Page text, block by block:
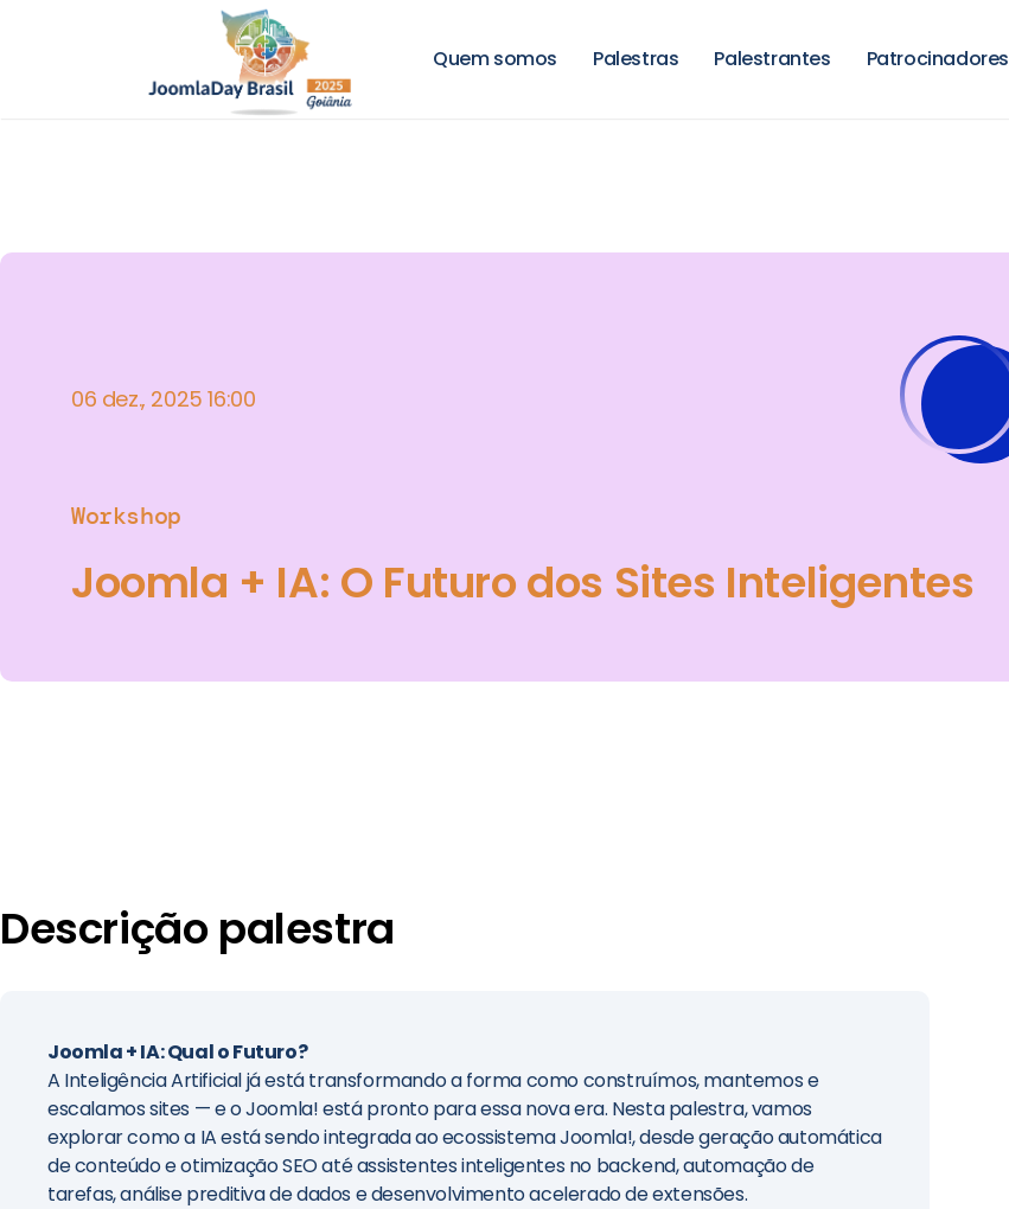
Quem somos Palestras Palestrantes Patrocinadores
06 dez., 2025 16:00
Workshop
Joomla + IA: O Futuro dos Sites Inteligentes
Descrição palestra
Joomla + IA: Qual o Futuro?
A Inteligência Artificial já está transformando a forma como construímos, mantemos e
escalamos sites — e o Joomla! está pronto para essa nova era. Nesta palestra, vamos
explorar como a IA está sendo integrada ao ecossistema Joomla!, desde geração automática
de conteúdo e otimização SEO até assistentes inteligentes no backend, automação de
tarefas, análise preditiva de dados e desenvolvimento acelerado de extensões.